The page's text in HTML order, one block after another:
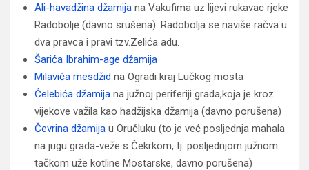
Ali-havadžina džamija na Vakufima uz lijevi rukavac rjeke
Radobolje (davno srušena). Radobolja se naviše račva u
dva pravca i pravi tzv.Zelića adu.
Šarića Ibrahim-age džamija
Milavića mesdžid na Ogradi kraj Lučkog mosta
Ćelebića džamija na južnoj periferiji grada,koja je kroz
vijekove važila kao hadžijska džamija (davno porušena)
Čevrina džamija u Oručluku (to je već posljednja mahala
na jugu grada-veže s Čekrkom, tj. posljednjom južnom
tačkom uže kotline Mostarske, davno porušena)